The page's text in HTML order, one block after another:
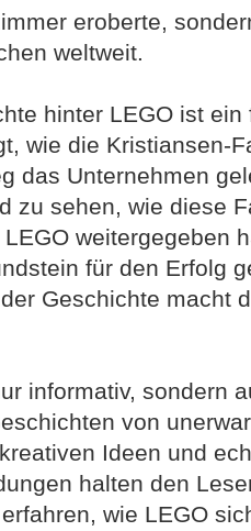
eroberte,
weltweit.
hinter LEGO ist
wie die Kristiansen-
das Unternehmen
zu sehen, wie diese
weitergegeben
für den Erfolg
Geschichte macht
informativ, sondern
von
Ideen und
halten den
wie LEGO